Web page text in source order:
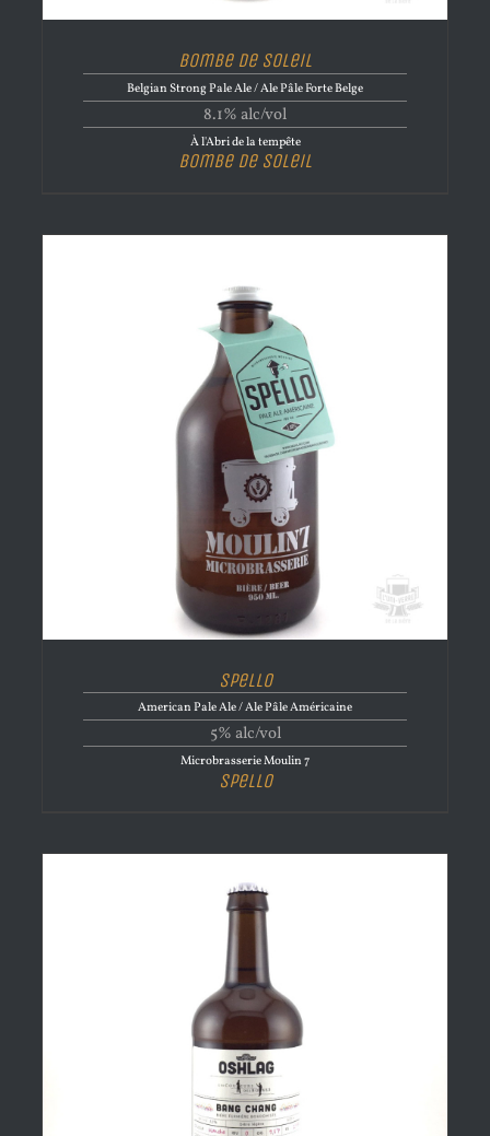
Bombe de Soleil
Belgian Strong Pale Ale / Ale Pâle Forte Belge
8.1% alc/vol
À l'Abri de la tempête
Bombe de Soleil
Spello
American Pale Ale / Ale Pâle Américaine
5% alc/vol
Microbrasserie Moulin 7
Spello